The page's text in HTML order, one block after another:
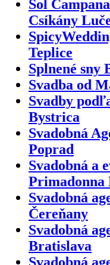
Sol
Csíkány
Teplice
Splnené sny
Svadba od
Svadby
Bystrica
Svadobná
Poprad
Svadobná a
Primadonna
Svadobná
Čereňany
Svadobná
Bratislava